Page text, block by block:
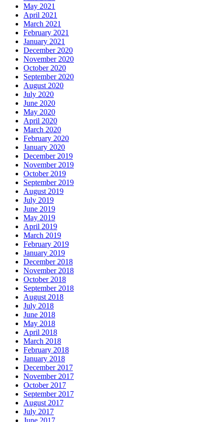
May 2021
April 2021
March 2021
February 2021
January 2021
December 2020
November 2020
October 2020
September 2020
August 2020
July 2020
June 2020
May 2020
April 2020
March 2020
February 2020
January 2020
December 2019
November 2019
October 2019
September 2019
August 2019
July 2019
June 2019
May 2019
April 2019
March 2019
February 2019
January 2019
December 2018
November 2018
October 2018
September 2018
August 2018
July 2018
June 2018
May 2018
April 2018
March 2018
February 2018
January 2018
December 2017
November 2017
October 2017
September 2017
August 2017
July 2017